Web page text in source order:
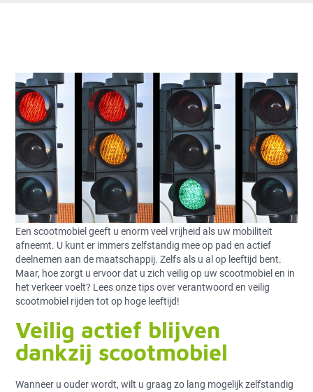
Een scootmobiel geeft u enorm veel vrijheid als uw mobiliteit
afneemt. U kunt er immers zelfstandig mee op pad en actief
deelnemen aan de maatschappij. Zelfs als u al op leeftijd bent.
Maar, hoe zorgt u ervoor dat u zich veilig op uw scootmobiel en in
het verkeer voelt? Lees onze tips over verantwoord en veilig
scootmobiel rijden tot op hoge leeftijd!
Veilig actief blijven
dankzij scootmobiel
Wanneer u ouder wordt, wilt u graag zo lang mogelijk zelfstandig